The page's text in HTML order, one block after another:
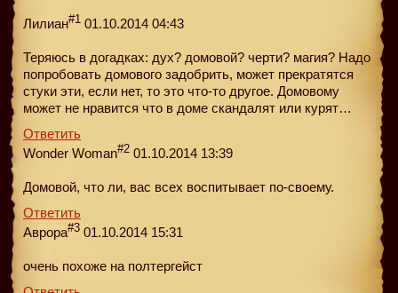
Лилиан#1 01.10.2014 04:43
Теряюсь в догадках: дух? домовой? черти? магия? Надо
попробовать домового задобрить, может прекратятся
стуки эти, если нет, то это что-то другое. Домовому
может не нравится что в доме скандалят или курят…
Ответить
Wonder Woman#2 01.10.2014 13:39
Домовой, что ли, вас всех воспитывает по-своему.
Ответить
Аврора#3 01.10.2014 15:31
очень похоже на полтергейст